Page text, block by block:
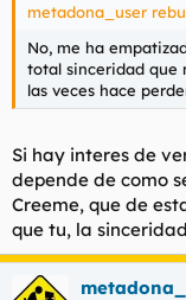
metadona_user
No, me ha
total sinceridad que
las veces hace
Si hay interes de
depende de como
Creeme, que de
que tu, la